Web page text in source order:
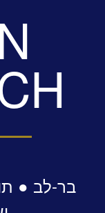
בר-לב ●